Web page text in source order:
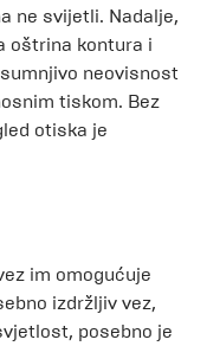
ne svijetli. Nadalje,
oštrina kontura i
neovisnost
tiskom. Bez
otiska je
im omogućuje
izdržljiv vez,
posebno je